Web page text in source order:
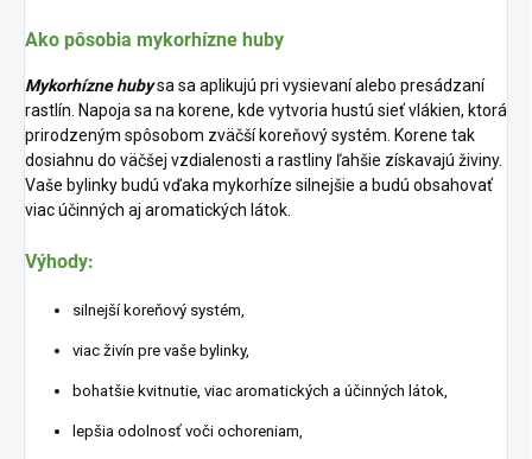
Ako pôsobia mykorhízne huby
Mykorhízne hubysa sa aplikujú pri vysievaní alebo presádzaní
rastlín. Napoja sa na korene, kde vytvoria hustú sieť vlákien, ktorá
prirodzeným spôsobom zväčší koreňový systém. Korene tak
dosiahnu do väčšej vzdialenosti a rastliny ľahšie získavajú živiny.
Vaše bylinky budú vďaka mykorhíze silnejšie a budú obsahovať
viac účinných aj aromatických látok.
Výhody:
silnejší koreňový systém,
viac živín pre vaše bylinky,
bohatšie kvitnutie, viac aromatických a účinných látok,
lepšia odolnosť voči ochoreniam,